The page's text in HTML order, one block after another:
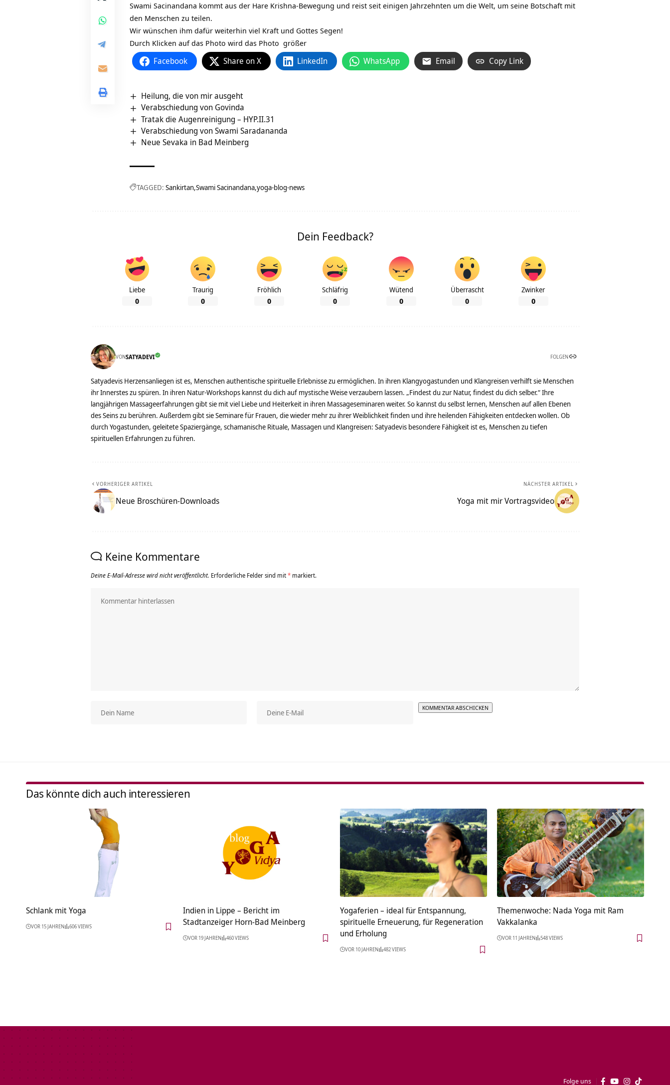
Swami Sacinandana kommt aus der Hare Krishna-Bewegung und reist seit einigen Jahrzehnten um die Welt, um seine Botschaft mit
den Menschen zu teilen.
Wir wünschen ihm dafür weiterhin viel Kraft und Gottes Segen!
Durch Klicken auf das Photo wird das Photo größer
Facebook Share on X LinkedIn WhatsApp Email Copy Link
Heilung, die von mir ausgeht
Verabschiedung von Govinda
Tratak die Augenreinigung – HYP.II.31
Verabschiedung von Swami Saradananda
Neue Sevaka in Bad Meinberg
TAGGED: Sankirtan Swami Sacinandana yoga-blog-news
Dein Feedback?
Liebe
0
Traurig
0
Fröhlich
0
Schläfrig
0
Wütend
0
Überrascht
0
Zwinker
0
VONSATYADEVI FOLGEN
Satyadevis Herzensanliegen ist es, Menschen authentische spirituelle Erlebnisse zu ermöglichen. In ihren Klangyogastunden und Klangreisen verhilft sie Menschen
ihr Innerstes zu spüren. In ihren Natur-Workshops kannst du dich auf mystische Weise verzaubern lassen. „Findest du zur Natur, findest du dich selber.“ Ihre
langjährigen Massageerfahrungen gibt sie mit viel Liebe und Heiterkeit in ihren Massageseminaren weiter. So kannst du selbst lernen, Menschen auf allen Ebenen
des Seins zu berühren. Außerdem gibt sie Seminare für Frauen, die wieder mehr zu ihrer Weiblichkeit finden und ihre heilenden Fähigkeiten entdecken wollen. Ob
durch Yogastunden, geleitete Spaziergänge, schamanische Rituale, Massagen und Klangreisen: Satyadevis besondere Fähigkeit ist es, Menschen zu tiefen
spirituellen Erfahrungen zu führen.
VORHERIGER ARTIKEL
Neue Broschüren-Downloads
NÄCHSTER ARTIKEL
Yoga mit mir Vortragsvideo
Keine Kommentare
Deine E-Mail-Adresse wird nicht veröffentlicht. Erforderliche Felder sind mit* markiert.
Das könnte dich auch interessieren
Schlank mit Yoga
VOR 15 JAHREN 606 VIEWS
Indien in Lippe – Bericht im
Stadtanzeiger Horn-Bad Meinberg
VOR 19 JAHREN 460 VIEWS
Yogaferien – ideal für Entspannung,
spirituelle Erneuerung, für Regeneration
und Erholung
VOR 10 JAHREN 482 VIEWS
Themenwoche: Nada Yoga mit Ram
Vakkalanka
VOR 11 JAHREN 548 VIEWS
Folge uns